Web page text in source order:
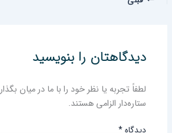
را بنویسید
تجربه یا نظر خود را با ما در میان بگذارید.
الزامی هستند.